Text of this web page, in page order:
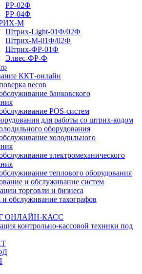
РР-02Ф
РР-04Ф
М
Штрих-Light-01Ф/02Ф
Штрих-М-01Ф/02Ф
Штрих-ФР-01Ф
Элвес-ФР-Ф
ККТ-онлайн
весов
банковского
POS-систем
для работы со штрих-кодом
оборудования
холодильного
электромеханического
теплового оборудования
и обслуживание систем
торговли и бизнеса
и обслуживание тахографов
ОНЛАЙН-КАСС
контрольно-кассовой техники под